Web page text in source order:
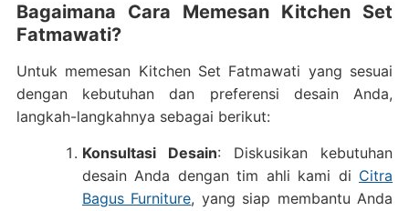
Bagaimana Cara Memesan Kitchen Set
Fatmawati?
Untuk memesan Kitchen Set Fatmawati yang sesuai
dengan kebutuhan dan preferensi desain Anda,
langkah-langkahnya sebagai berikut:
Konsultasi Desain: Diskusikan kebutuhan
desain Anda dengan tim ahli kami di Citra
Bagus Furniture, yang siap membantu Anda